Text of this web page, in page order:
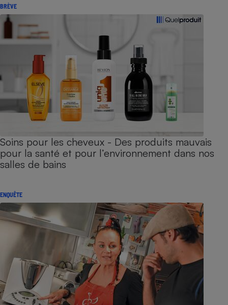
BRÈVE
Soins pour les cheveux - Des produits mauvais
pour la santé et pour l’environnement dans nos
salles de bains
ENQUÊTE